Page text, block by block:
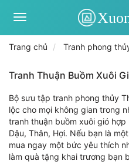
Xưởng
quốc
Tranh
treo
theo
yêu
cầu
Trang chủ Tranh phong
Tranh Thuận Buồm Xuôi
Bộ sưu tập tranh phong thủy
lộc cho mọi không gian trong
tranh thuận buồm xuôi gió
Dậu, Thân, Hợi. Nếu bạn là
mua ngay một bức yêu thích
làm quà tặng khai trương bạn